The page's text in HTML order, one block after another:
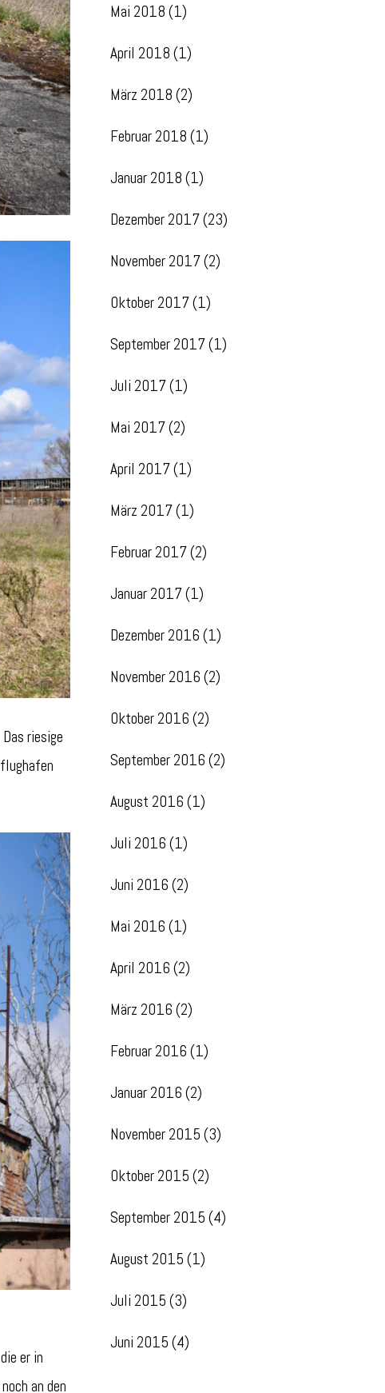
riesige
er in
an den
Mai 2018 (1)
April 2018 (1)
März 2018 (2)
Februar 2018 (1)
Januar 2018 (1)
Dezember 2017(23)
November 2017(2)
Oktober 2017(1)
September 2017(1)
Juli 2017(1)
Mai 2017(2)
April 2017(1)
März 2017(1)
Februar 2017(2)
Januar 2017(1)
Dezember 2016 (1)
November 2016 (2)
Oktober 2016 (2)
September 2016 (2)
August 2016 (1)
Juli 2016 (1)
Juni 2016 (2)
Mai 2016 (1)
April 2016 (2)
März 2016 (2)
Februar 2016 (1)
Januar 2016 (2)
November 2015 (3)
Oktober 2015 (2)
September 2015 (4)
August 2015 (1)
Juli 2015 (3)
Juni 2015 (4)